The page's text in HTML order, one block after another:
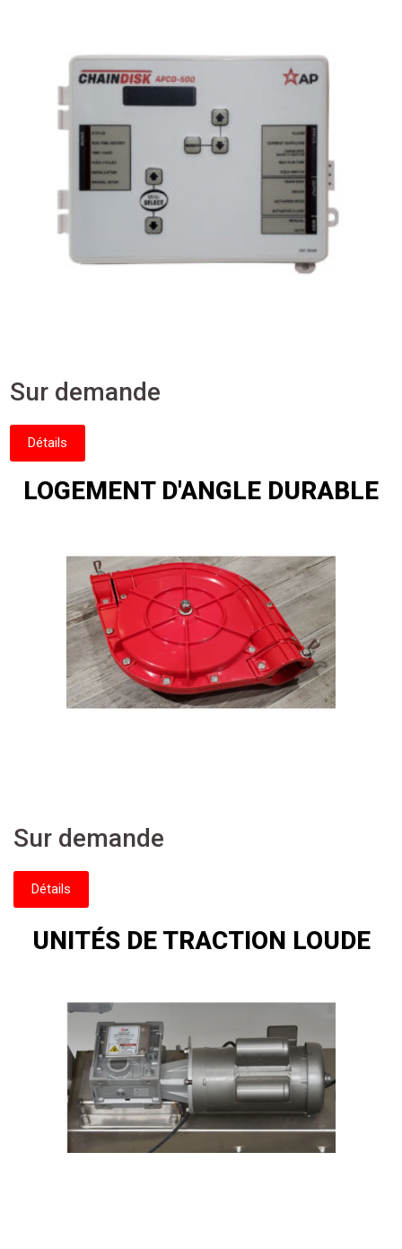
Sur demande
Détails
LOGEMENT D'ANGLE DURABLE
Sur demande
Détails
UNITÉS DE TRACTION LOUDE